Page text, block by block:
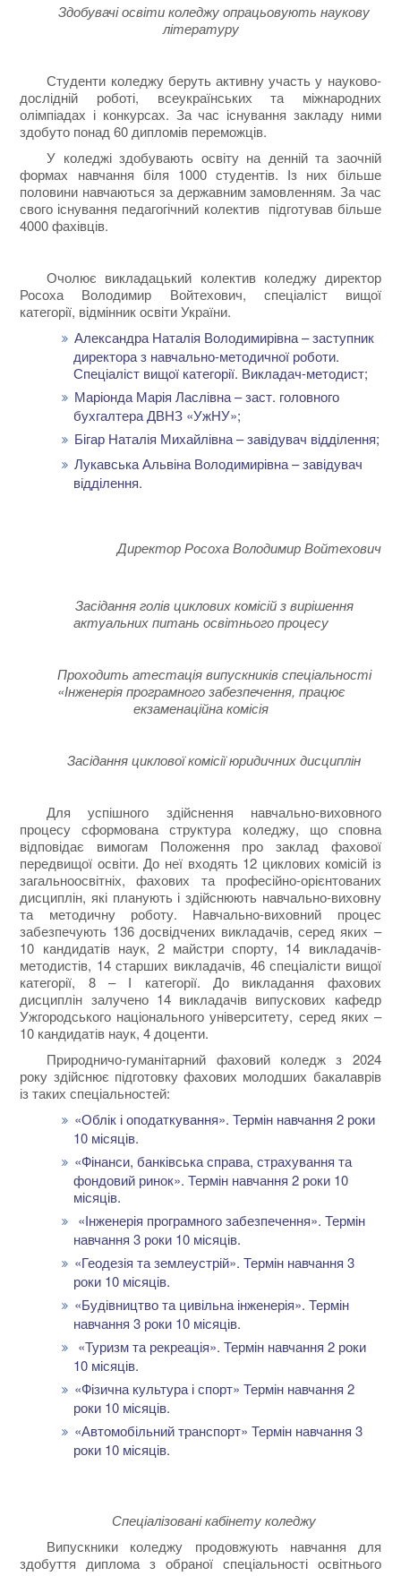
Здобувачі освіти коледжу опрацьовують наукову
літературу
Студенти коледжу беруть активну участь у науково-
дослідній роботі, всеукраїнських та міжнародних
олімпіадах і конкурсах. За час існування закладу ними
здобуто понад 60 дипломів переможців.
У коледжі здобувають освіту на денній та заочній
формах навчання біля 1000 студентів. Із них більше
половини навчаються за державним замовленням. За час
свого існування педагогічний колектив підготував більше
4000 фахівців.
Очолює викладацький колектив коледжу директор
Росоха Володимир Войтехович, спеціаліст вищої
категорії, відмінник освіти України.
Александра Наталія Володимирівна – заступник
директора з навчально-методичної роботи.
Спеціаліст вищої категорії. Викладач-методист;
Маріонда Марія Ласлівна – заст. головного
бухгалтера ДВНЗ «УжНУ»;
Бігар Наталія Михайлівна – завідувач відділення;
Лукавська Альвіна Володимирівна – завідувач
відділення.
Директор Росоха Володимир Войтехович
Засідання голів циклових комісій з вирішення
актуальних питань освітнього процесу
Проходить атестація випускників спеціальності
«Інженерія програмного забезпечення, працює
екзаменаційна комісія
Засідання циклової комісії юридичних дисциплін
Для успішного здійснення навчально-виховного
процесу сформована структура коледжу, що сповна
відповідає вимогам Положення про заклад фахової
передвищої освіти. До неї входять 12 циклових комісій із
загальноосвітніх, фахових та професійно-орієнтованих
дисциплін, які планують і здійснюють навчально-виховну
та методичну роботу. Навчально-виховний процес
забезпечують 136 досвідчених викладачів, серед яких –
10 кандидатів наук, 2 майстри спорту, 14 викладачів-
методистів, 14 старших викладачів, 46 спеціалісти вищої
категорії, 8 – І категорії. До викладання фахових
дисциплін залучено 14 викладачів випускових кафедр
Ужгородського національного університету, серед яких –
10 кандидатів наук, 4 доценти.
Природничо-гуманітарний фаховий коледж з 2024
року здійснює підготовку фахових молодших бакалаврів
із таких спеціальностей:
«Облік і оподаткування». Термін навчання 2 роки
10 місяців.
«Фінанси, банківська справа, страхування та
фондовий ринок». Термін навчання 2 роки 10
місяців.
«Інженерія програмного забезпечення». Термін
навчання 3 роки 10 місяців.
«Геодезія та землеустрій». Термін навчання 3
роки 10 місяців.
«Будівництво та цивільна інженерія». Термін
навчання 3 роки 10 місяців.
«Туризм та рекреація». Термін навчання 2 роки
10 місяців.
«Фізична культура і спорт» Термін навчання 2
роки 10 місяців.
«Автомобільний транспорт» Термін навчання 3
роки 10 місяців.
Спеціалізовані кабінету коледжу
Випускники коледжу продовжують навчання для
здобуття диплома з обраної спеціальності освітнього